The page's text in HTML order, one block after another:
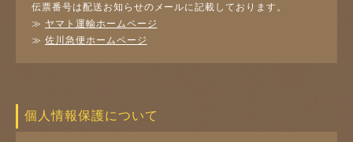
伝票番号は配送お知らせのメールに記載しております。
≫ ヤマト運輸ホームページ
≫ 佐川急便ホームページ
個人情報保護について